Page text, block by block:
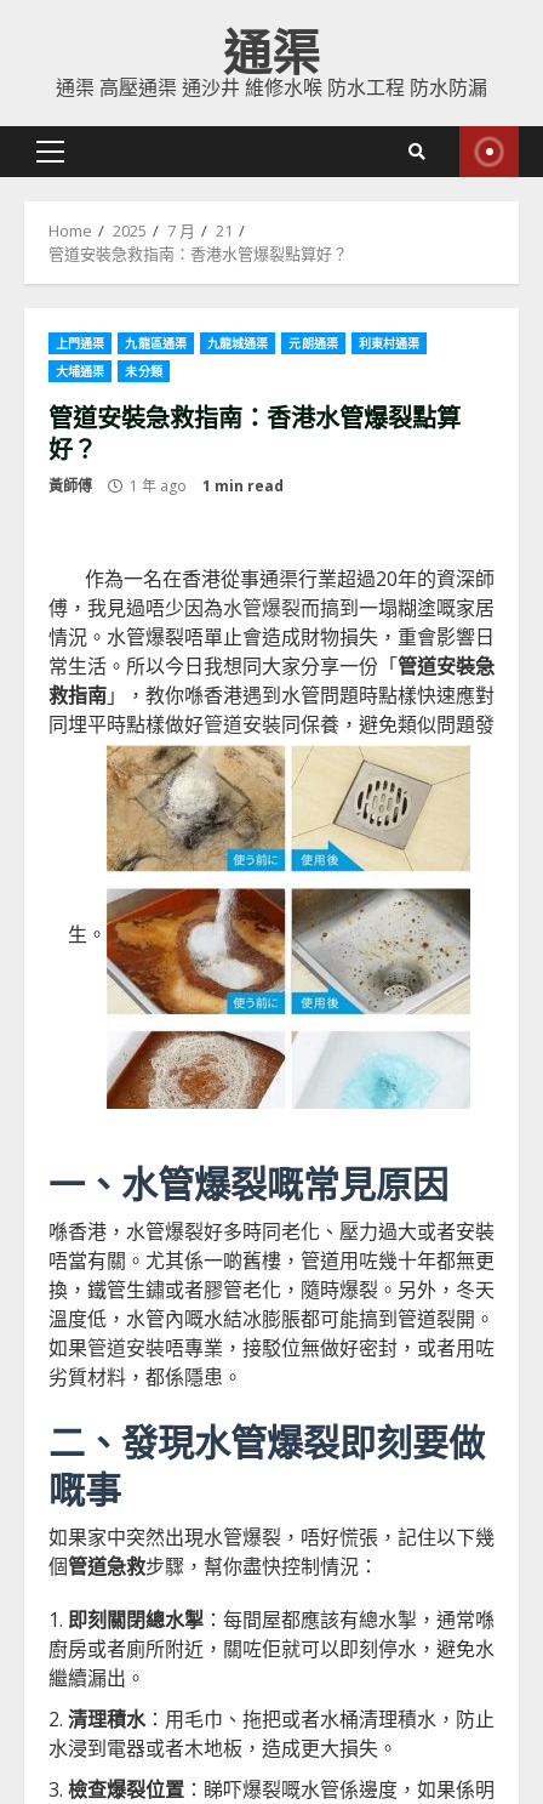
content
通渠
通渠 高壓通渠 通沙井 維修水喉 防水工程 防水防漏
Primary
Home 2025 7 月
21
管道安裝急救指南：香港水管爆裂點算好？
上門通渠 九龍區通渠 九龍城通渠 元朗通渠
利東村通渠
大埔通渠
未分類
管道安裝急救指南：香港水管爆裂點算
好？
黃師傅 1 年 ago 1 min read
作為一名在香港從事通渠行業超過20年的資深師
傅，我見過唔少因為水管爆裂而搞到一塌糊塗嘅家居
情況。水管爆裂唔單止會造成財物損失，重會影響日
常生活。所以今日我想同大家分享一份「管道安裝急
救指南」，教你喺香港遇到水管問題時點樣快速應對
同埋平時點樣做好管道安裝同保養，避免類似問題發
生。
一、水管爆裂嘅常見原因
喺香港，水管爆裂好多時同老化、壓力過大或者安裝
唔當有關。尤其係一啲舊樓，管道用咗幾十年都無更
換，鐵管生鏽或者膠管老化，隨時爆裂。另外，冬天
溫度低，水管內嘅水結冰膨脹都可能搞到管道裂開。
如果管道安裝唔專業，接駁位無做好密封，或者用咗
劣質材料，都係隱患。
二、發現水管爆裂即刻要做
嘅事
如果家中突然出現水管爆裂，唔好慌張，記住以下幾
個管道急救步驟，幫你盡快控制情況：
即刻關閉總水掣 ：每間屋都應該有總水掣，通常喺
廚房或者廁所附近，關咗佢就可以即刻停水，避免水
繼續漏出。
清理積水：用毛巾、拖把或者水桶清理積水，防止
水浸到電器或者木地板，造成更大損失。
檢查爆裂位置 ：睇吓爆裂嘅水管係邊度，如果係明